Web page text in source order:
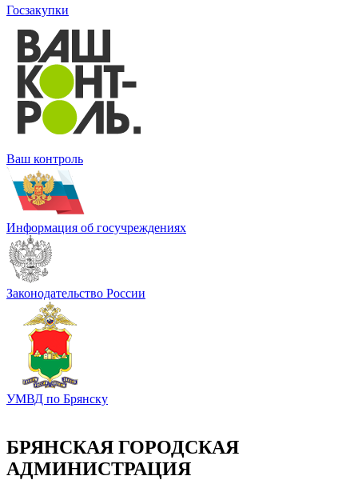
Госзакупки
Ваш контроль
Информация об госучреждениях
Законодательство России
УМВД по Брянску
БРЯНСКАЯ ГОРОДСКАЯ
АДМИНИСТРАЦИЯ